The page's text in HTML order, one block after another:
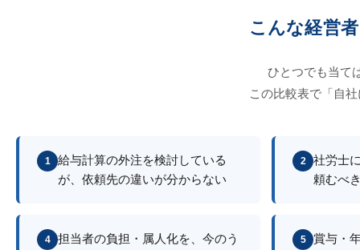
こんな経営
ひとつでも当て
この比較表で「自
1
給与計算の外注を検討している
が、依頼先の違いが分からない
2
社労士
頼むべ
4
担当者の負担・属人化を、今のう
5
賞与・